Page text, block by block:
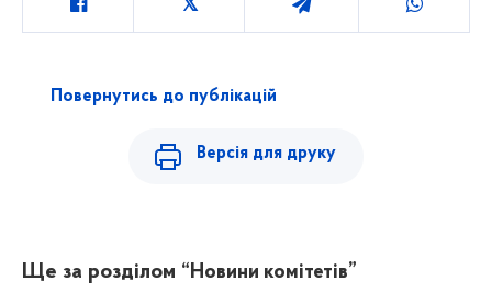
Повернутись до публікацій
Версія для друку
Ще за розділом “Новини комітетів”